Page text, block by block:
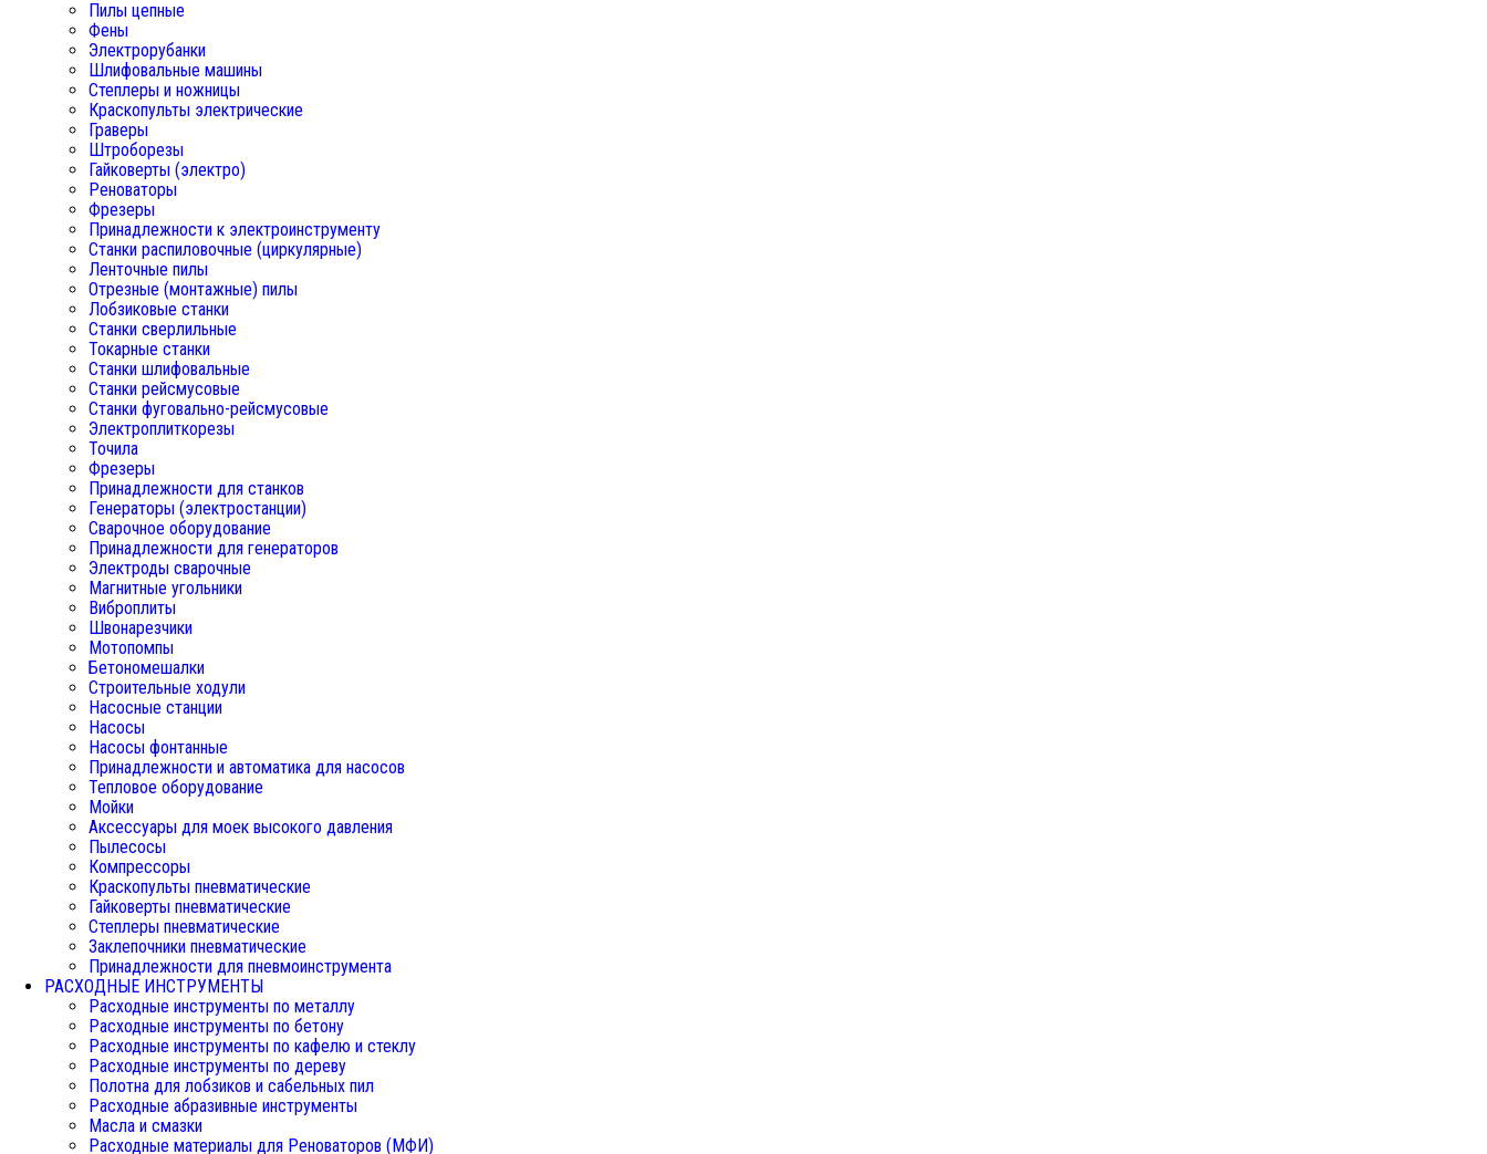
Пилы цепные
Фены
Электрорубанки
Шлифовальные машины
Степлеры и ножницы
Краскопульты электрические
Граверы
Штроборезы
Гайковерты (электро)
Реноваторы
Фрезеры
Принадлежности к электроинструменту
Станки распиловочные (циркулярные)
Ленточные пилы
Отрезные (монтажные) пилы
Лобзиковые станки
Станки сверлильные
Токарные станки
Станки шлифовальные
Станки рейсмусовые
Станки фуговально-рейсмусовые
Электроплиткорезы
Точила
Фрезеры
Принадлежности для станков
Генераторы (электростанции)
Сварочное оборудование
Принадлежности для генераторов
Электроды сварочные
Магнитные угольники
Виброплиты
Швонарезчики
Мотопомпы
Бетономешалки
Строительные ходули
Насосные станции
Насосы
Насосы фонтанные
Принадлежности и автоматика для насосов
Тепловое оборудование
Мойки
Аксессуары для моек высокого давления
Пылесосы
Компрессоры
Краскопульты пневматические
Гайковерты пневматические
Степлеры пневматические
Заклепочники пневматические
Принадлежности для пневмоинструмента
РАСХОДНЫЕ ИНСТРУМЕНТЫ
Расходные инструменты по металлу
Расходные инструменты по бетону
Расходные инструменты по кафелю и стеклу
Расходные инструменты по дереву
Полотна для лобзиков и сабельных пил
Расходные абразивные инструменты
Масла и смазки
Расходные материалы для Реноваторов (МФИ)